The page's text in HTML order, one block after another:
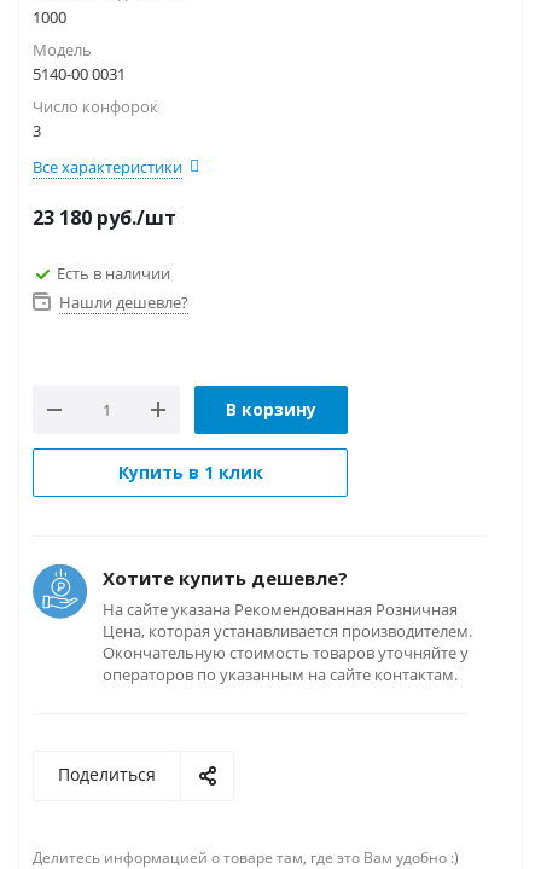
1000
Модель
5140-00 0031
Число конфорок
3
Все характеристики
23 180 руб./шт
Есть в наличии
Нашли дешевле?
В корзину
Купить в 1 клик
Хотите купить дешевле?
На сайте указана Рекомендованная Розничная
Цена, которая устанавливается производителем.
Окончательную стоимость товаров уточняйте у
операторов по указанным на сайте контактам.
Поделиться
Делитесь информацией о товаре там, где это Вам удобно :)